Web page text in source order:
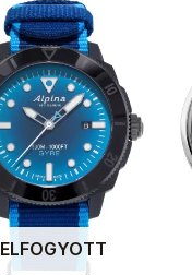
ELFOGYOTT